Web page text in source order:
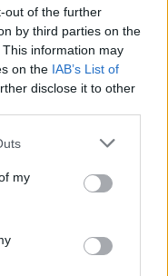
out of the further
by third parties on the
This information may
on the IAB’s List of
disclose it to other
one or more Google
You may click to
third-party tags to
in below Google
my
out ad Olbia per il
Arzachena: ferito il